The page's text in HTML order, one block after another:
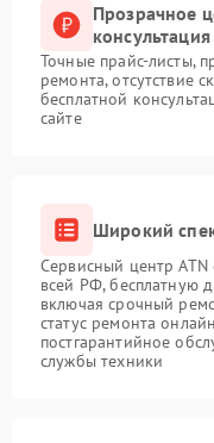
Прозрачное
консультация
Точные прайс-листы,
ремонта, отсутствие
бесплатной
сайте
Широкий
Сервисный центр ATN
всей РФ, бесплатную
включая срочный
статус ремонта
постгарантийное
службы техники